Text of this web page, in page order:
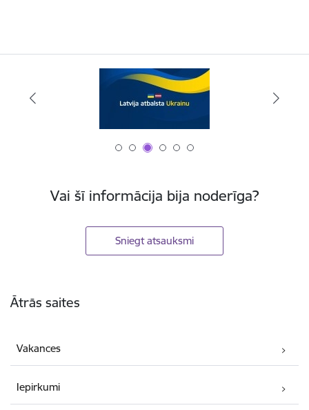
Vai šī informācija bija noderīga?
Sniegt atsauksmi
Ātrās saites
Vakances
Iepirkumi